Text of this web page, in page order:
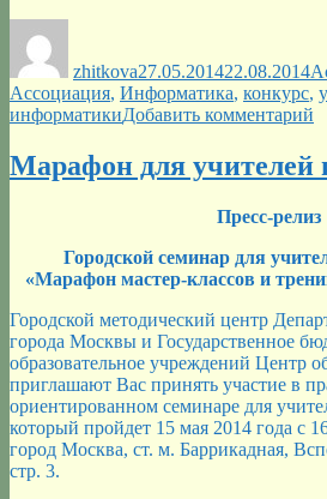
zhitkova27.05.201422.08.2014
Ассоциация, Информатика, конкурс,
информатикиДобавить комментарий
Марафон для учителей
Пресс-релиз
Городской семинар для
«Марафон мастер-классов и
Городской методический центр
города Москвы и Государственное
образовательное учреждений Центр
приглашают Вас принять участие в
ориентированном семинаре для
который пройдет 15 мая 2014 года с
город Москва, ст. м. Баррикадная,
стр. 3.